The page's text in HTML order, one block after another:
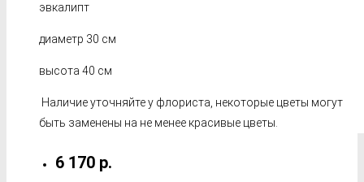
эвкалипт
диаметр 30 см
высота 40 см
Наличие уточняйте у флориста, некоторые цветы могут
быть заменены на не менее красивые цветы.
6 170 р.